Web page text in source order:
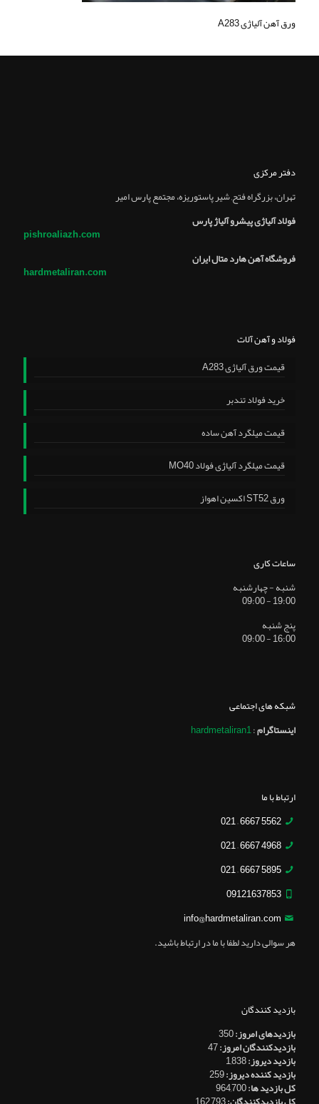
ورق آهن آلیاژی A283
دفتر مرکزی
تهران، بزرگراه فتح, شير پاستوريزه، مجتمع پارس امير
فولاد آلیاژی پیشرو آلیاژ پارس
pishroaliazh.com
فروشگاه آهن هارد متال ایران
hardmetaliran.com
فولاد و آهن آلات
قیمت ورق آلیاژی A283
خرید فولاد تندبر
قیمت میلگرد آهن ساده
قیمت میلگرد آلیاژی فولاد MO40
ورق ST52 اکسین اهواز
ساعات کاری
شنبه - چهارشنبه
19:00 - 09:00
پنج شنبه
16:00 - 09:00
شبکه های اجتماعی
اینستاگرام:
hardmetaliran1
ارتباط با ما
5562 6667 – 021
4968 6667 – 021
5895 6667 – 021
09121637853
info@hardmetaliran.com
هر سوالی دارید لطفا با ما در ارتباط باشید.
بازدید کنندگان
بازدیدهای امروز:350
بازدیدکنندگان امروز:47
بازدید دیروز:1,838
بازدید کننده دیروز:259
کل بازدید ها:964,700